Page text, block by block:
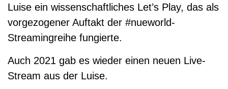
Luise ein wissenschaftliches Let’s Play, das als
vorgezogener Auftakt der #nueworld-
Streamingreihe fungierte.
Auch 2021 gab es wieder einen neuen Live-
Stream aus der Luise.